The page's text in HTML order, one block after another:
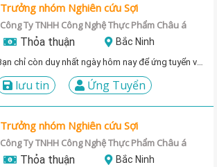
Trưởng nhóm Nghiên cứu Sợi
Công Ty TNHH Công Nghệ Thực Phẩm Châu á
Thỏa thuận Bắc Ninh
Bạn chỉ còn duy nhất ngày hôm nay để ứng tuyển vị trí này!
lưu tin Ứng Tuyển
Trưởng nhóm Nghiên cứu Sợi
Công Ty TNHH Công Nghệ Thực Phẩm Châu á
Thỏa thuận Bắc Ninh